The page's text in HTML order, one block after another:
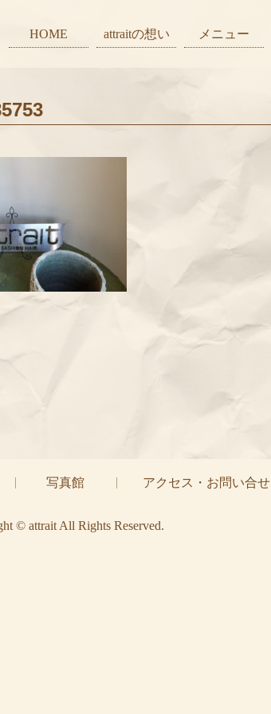
HOME attraitの想い メニュー
写真館 アクセス・お問い合せ
© attrait All Rights Reserved.